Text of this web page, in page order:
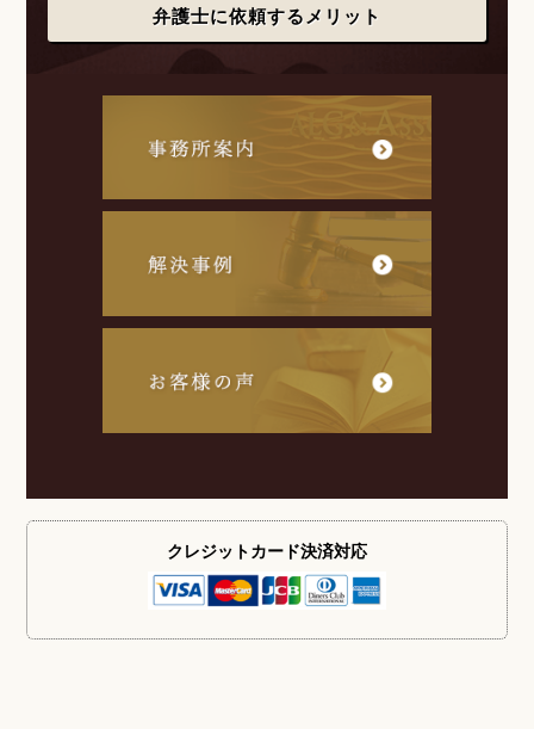
弁護士に依頼するメリット
クレジットカード決済対応